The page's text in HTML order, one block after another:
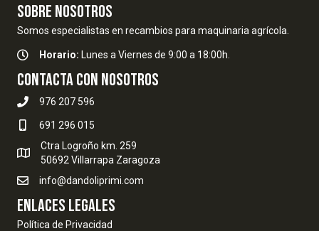
SOBRE NOSOTROS
Somos especialistas en recambios para maquinaria agrícola.
Horario: Lunes a Viernes de 9:00 a 18:00h.
Contacta con nosotros
976 207 596
691 296 015
Ctra Logroño km. 259
50692 Villarrapa Zaragoza
info@dandoliprimi.com
ENLACES LEGALES
Política de Privacidad